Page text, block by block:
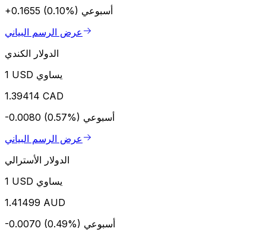
+0.1655 (0.10%) أسبوعي
عرض الرسم البياني
الدولار الكندي
1 USD يساوي
1.39414 CAD
-0.0080 (0.57%) أسبوعي
عرض الرسم البياني
الدولار الأسترالي
1 USD يساوي
1.41499 AUD
-0.0070 (0.49%) أسبوعي